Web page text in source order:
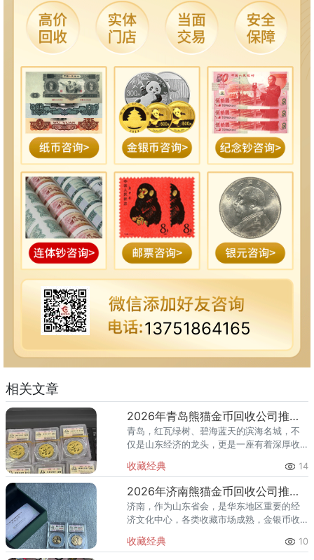
13751864165
相关文章
2026年青岛熊猫金币回收公司推荐 专业回收熊猫金币渠道
青岛，红瓦绿树、碧海蓝天的滨海名城，不
仅是山东经济的龙头，更是一座有着深厚收
崂山，熊猫金币在青岛拥有广泛的收藏群
体。进入2026年，国际金价持
收藏经典 14
2026年济南熊猫金币回收公司推荐 熊猫金币回收电话
济南，作为山东省会，是华东地区重要的经
济文化中心，各类收藏市场成熟，金银币收
会城市，本地回收渠道众多，为何还需要专
收藏经典 10